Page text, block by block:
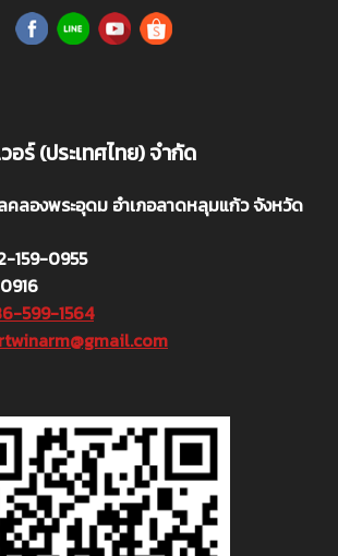
อร์ (ประเทศไทย) จำกัด
คลองพระอุดม อำเภอลาดหลุมแก้ว จังหวัด
159-0955
599-1564